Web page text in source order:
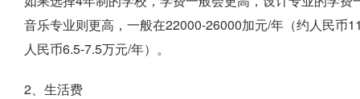
音乐专业则更高，一般在22000-26000加元/年（约人民币
人民币6.5-7.5万元/年）。
2、生活费